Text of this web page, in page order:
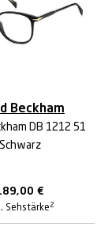
Beckham
DB 1212 51
Schwarz
€
Sehstärke 2